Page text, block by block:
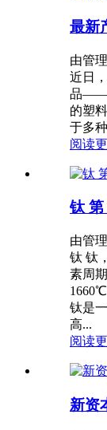
最新
由管
近日
品——
的塑
于多
阅读
钛
由管
钛 钛
素周
1660℃
钛是
高...
阅读
新资